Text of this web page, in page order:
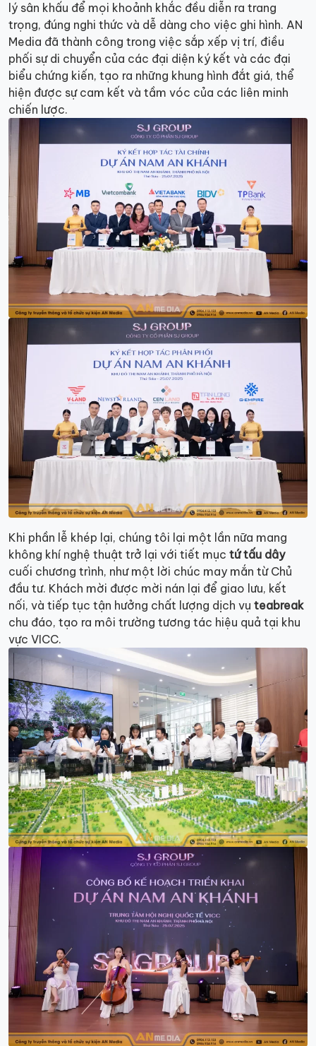
lý sân khấu để mọi khoảnh khắc đều diễn ra trang
trọng, đúng nghi thức và dễ dàng cho việc ghi hình. AN
Media đã thành công trong việc sắp xếp vị trí, điều
phối sự di chuyển của các đại diện ký kết và các đại
biểu chứng kiến, tạo ra những khung hình đắt giá, thể
hiện được sự cam kết và tầm vóc của các liên minh
chiến lược.
Khi phần lễ khép lại, chúng tôi lại một lần nữa mang
không khí nghệ thuật trở lại với tiết mục tứ tấu dây
cuối chương trình, như một lời chúc may mắn từ Chủ
đầu tư. Khách mời được mời nán lại để giao lưu, kết
nối, và tiếp tục tận hưởng chất lượng dịch vụ teabreak
chu đáo, tạo ra môi trường tương tác hiệu quả tại khu
vực VICC.